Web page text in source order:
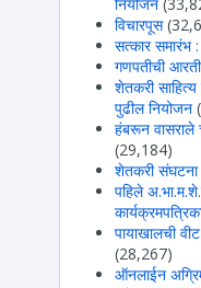
विचारपूस
सत्कार समारंभ :
गणपतीची
शेतकरी
पुढील नियोजन
हंबरून वासराले
(29,184)
शेतकरी संघटना
पहिले
पायाखालची
(28,267)
ऑनलाईन